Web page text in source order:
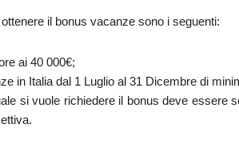
il bonus vacanze sono i seguenti:
ai 40 000€;
in Italia dal 1 Luglio al 31 Dicembre di
si vuole richiedere il bonus deve essere